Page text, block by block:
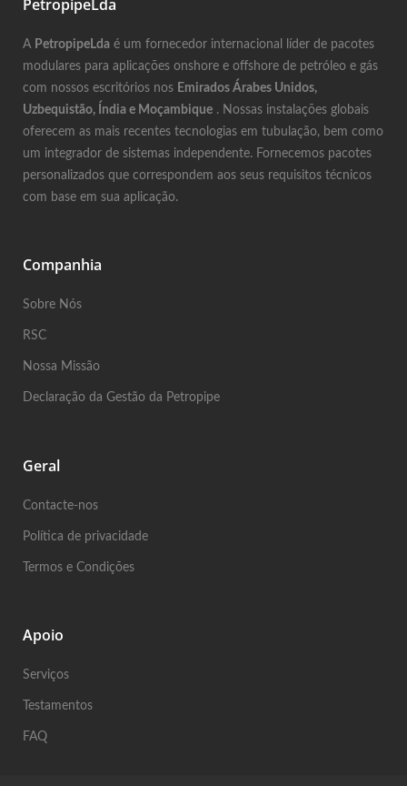
PetropipeLda
A PetropipeLda é um fornecedor internacional líder de pacotes
modulares para aplicações onshore e offshore de petróleo e gás
com nossos escritórios nos Emirados Árabes Unidos,
Uzbequistão, Índia e Moçambique . Nossas instalações globais
oferecem as mais recentes tecnologias em tubulação, bem como
um integrador de sistemas independente. Fornecemos pacotes
personalizados que correspondem aos seus requisitos técnicos
com base em sua aplicação.
Companhia
Sobre Nós
RSC
Nossa Missão
Declaração da Gestão da Petropipe
Geral
Contacte-nos
Política de privacidade
Termos e Condições
Apoio
Serviços
Testamentos
FAQ